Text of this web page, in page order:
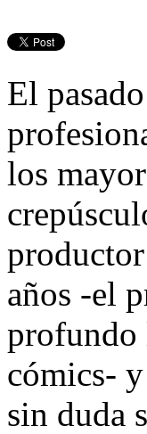
El
los
años -el
profundo
cómics-
sin duda